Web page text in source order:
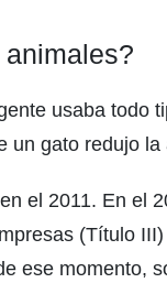
usaba todo
un gato redujo
el 2011. En el
(Título
ese momento,